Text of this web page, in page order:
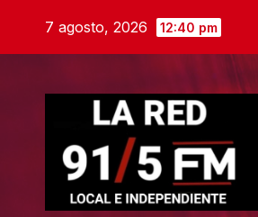
7 agosto, 2026 12:40 pm